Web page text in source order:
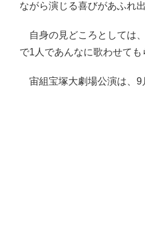
ながら演じる喜びがあふれ出
自身の見どころとしては
で1人であんなに歌わせて
宙組宝塚大劇場公演は、9